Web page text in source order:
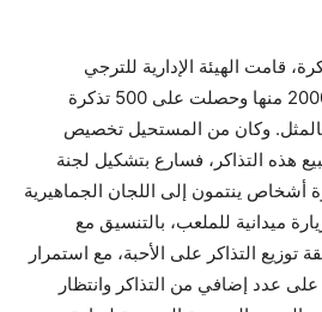
يتعلق بعدد 2500 تذكرة، قامت الهيئة الإدارية للترجي
الرياضي التونسي بشراء 2000 منها وحصلت على 500 تذكرة
بالمثل. وكان من المستحيل تخصيص
هذه التذاكر، فسارع بتشكيل لجنة
ينتمون إلى اللجان الجماهيرية
ميدانية للملعب، بالتنسيق مع
توزيع التذاكر على الأحبة، مع استمرار
عدد إضافي من التذاكر وانتظار